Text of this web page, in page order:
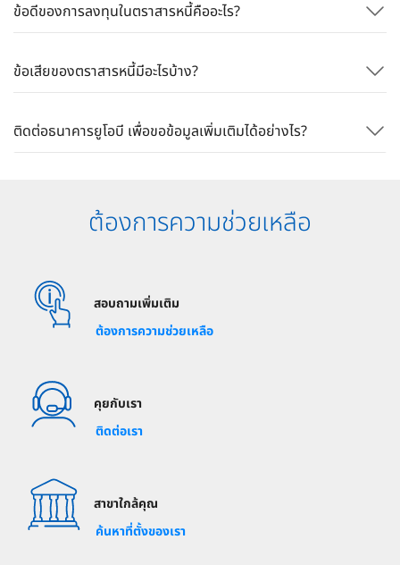
ข้อดีของการลงทุนในตราสารหนี้คืออะไร?
ข้อเสียของตราสารหนี้มีอะไรบ้าง?
ติดต่อธนาคารยูโอบี เพื่อขอข้อมูลเพิ่มเติมได้อย่างไร?
ต้องการความช่วยเหลือ
สอบถามเพิ่มเติม
ต้องการความช่วยเหลือ
คุยกับเรา
ติดต่อเรา
สาขาใกล้คุณ
ค้นหาที่ตั้งของเรา